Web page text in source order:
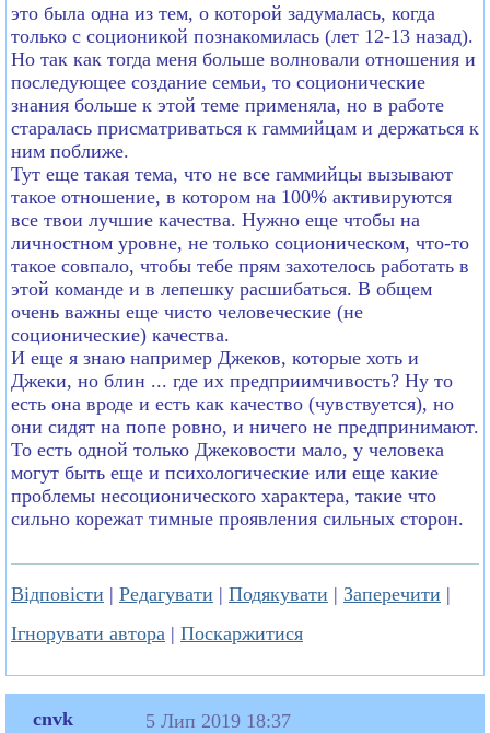
это была одна из тем, о которой задумалась, когда
только с соционикой познакомилась (лет 12-13 назад).
Но так как тогда меня больше волновали отношения и
последующее создание семьи, то соционические
знания больше к этой теме применяла, но в работе
старалась присматриваться к гаммийцам и держаться к
ним поближе.
Тут еще такая тема, что не все гаммийцы вызывают
такое отношение, в котором на 100% активируются
все твои лучшие качества. Нужно еще чтобы на
личностном уровне, не только соционическом, что-то
такое совпало, чтобы тебе прям захотелось работать в
этой команде и в лепешку расшибаться. В общем
очень важны еще чисто человеческие (не
соционические) качества.
И еще я знаю например Джеков, которые хоть и
Джеки, но блин ... где их предприимчивость? Ну то
есть она вроде и есть как качество (чувствуется), но
они сидят на попе ровно, и ничего не предпринимают.
То есть одной только Джековости мало, у человека
могут быть еще и психологические или еще какие
проблемы несоционического характера, такие что
сильно корежат тимные проявления сильных сторон.
Відповісти | Редагувати | Подякувати | Заперечити |
Ігнорувати автора | Поскаржитися
cnvk
5 Лип 2019 18:37